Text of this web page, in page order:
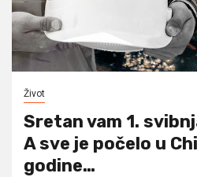
Život
Sretan vam 1.
A sve je počelo u
godine…